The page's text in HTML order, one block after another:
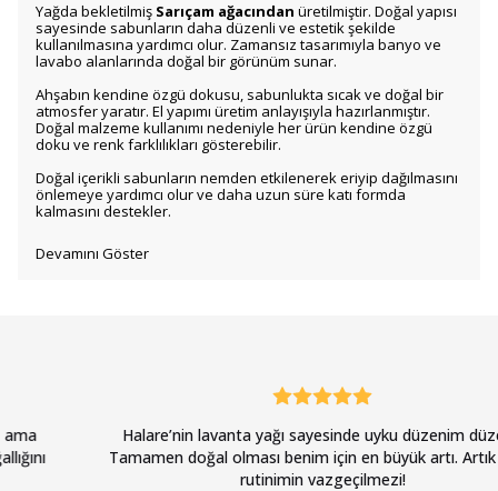
Yağda bekletilmiş Sarıçam ağacından üretilmiştir. Doğal yapısı
sayesinde sabunların daha düzenli ve estetik şekilde
kullanılmasına yardımcı olur. Zamansız tasarımıyla banyo ve
lavabo alanlarında doğal bir görünüm sunar.
Ahşabın kendine özgü dokusu, sabunlukta sıcak ve doğal bir
atmosfer yaratır. El yapımı üretim anlayışıyla hazırlanmıştır.
Doğal malzeme kullanımı nedeniyle her ürün kendine özgü
doku ve renk farklılıkları gösterebilir.
Doğal içerikli sabunların nemden etkilenerek eriyip dağılmasını
önlemeye yardımcı olur ve daha uzun süre katı formda
kalmasını destekler.
Devamını Göster
Halare’nin lavanta yağı sayesinde uyku düzenim düzeldi.
Tamamen doğal olması benim için en büyük artı. Artık gece
rutinimin vazgeçilmezi!